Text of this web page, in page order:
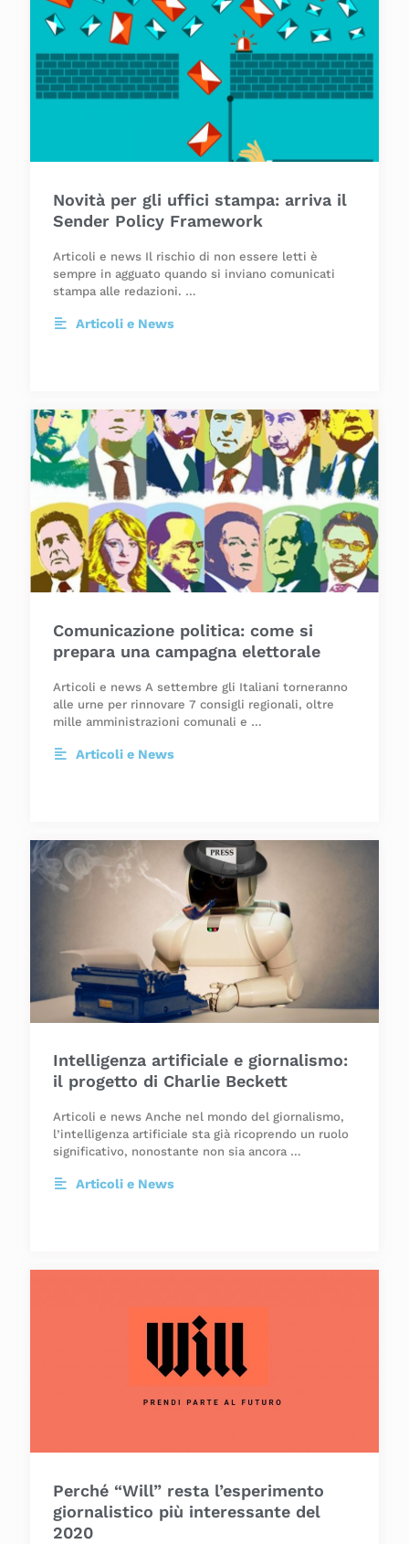
Novità per gli uffici stampa: arriva il
Sender Policy Framework
Articoli e news Il rischio di non essere letti è
sempre in agguato quando si inviano comunicati
stampa alle redazioni. …
Articoli e News
Comunicazione politica: come si
prepara una campagna elettorale
Articoli e news A settembre gli Italiani torneranno
alle urne per rinnovare 7 consigli regionali, oltre
mille amministrazioni comunali e …
Articoli e News
Intelligenza artificiale e giornalismo:
il progetto di Charlie Beckett
Articoli e news Anche nel mondo del giornalismo,
l’intelligenza artificiale sta già ricoprendo un ruolo
significativo, nonostante non sia ancora …
Articoli e News
Perché “Will” resta l’esperimento
giornalistico più interessante del
2020